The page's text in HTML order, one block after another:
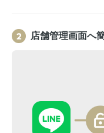
店舗管理画面へ